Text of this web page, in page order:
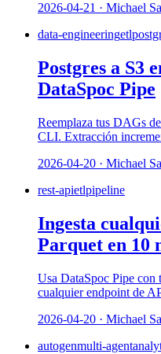
2026-04-21 · Michael
data-engineeringetl
Postgres a S3
DataSpoc Pipe
Reemplaza tus DAGs
CLI. Extracción
2026-04-20 · Michael
rest-apietlpipeline
Ingesta
Parquet en 10
Usa DataSpoc Pipe con
cualquier endpoint de
2026-04-20 · Michael
autogenmulti-agent